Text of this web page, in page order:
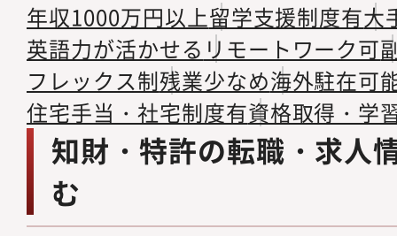
年収1000万円以上留学支援制度有大
英語力が活かせる リモートワーク可
フレックス制残業少なめ海外駐在可
住宅手当・社宅制度有資格取得・学
知財・特許の転職・求人
む